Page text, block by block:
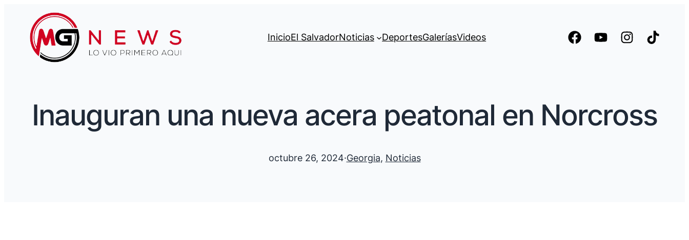
InicioEl SalvadorNoticias DeportesGaleríasVideos
Inauguran una nueva acera peatonal en Norcross
octubre 26, 2024·Georgia, Noticias